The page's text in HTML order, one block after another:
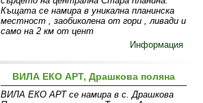
Къщата се намира в уникална планинска
местност , заобиколена от гори , ливади и
само на 2 км от цент
Информация
ВИЛА ЕКО АРТ, Драшкова поляна
ВИЛА ЕКО АРТ се намира в с. Драшкова